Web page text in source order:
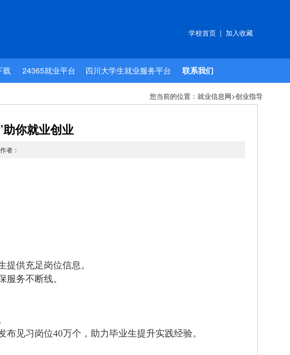
学校首页 | 加入收藏
载 24365就业平台 四川大学生就业服务平台 联系我们
您当前的位置： 就业信息网>创业指导
你就业创业
者：
提供充足岗位信息。
服务不断线。
布见习岗位40万个，助力毕业生提升实践经验。